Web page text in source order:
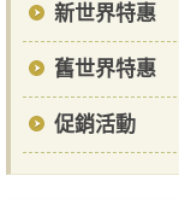
新世界特惠
舊世界特惠
促銷活動